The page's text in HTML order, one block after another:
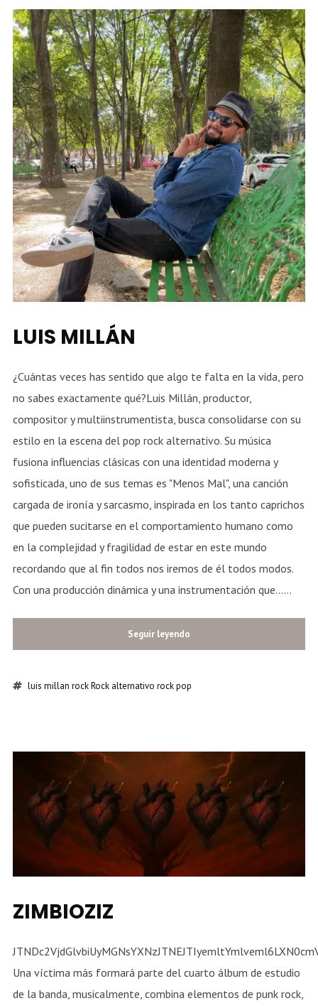
LUIS MILLÁN
¿Cuántas veces has sentido que algo te falta en la vida, pero
no sabes exactamente qué?Luis Millán, productor,
compositor y multiinstrumentista, busca consolidarse con su
estilo en la escena del pop rock alternativo. Su música
fusiona influencias clásicas con una identidad moderna y
sofisticada, uno de sus temas es "Menos Mal", una canción
cargada de ironía y sarcasmo, inspirada en los tanto caprichos
que pueden sucitarse en el comportamiento humano como
en la complejidad y fragilidad de estar en este mundo
recordando que al fin todos nos iremos de él todos modos.
Con una producción dinámica y una instrumentación que......
Seguir leyendo
luis millan rockRock alternativo rock pop
ZIMBIOZIZ